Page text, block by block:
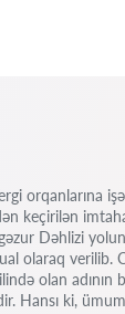
orqanlarına
keçirilən
Dəhlizi
olaraq verilib.
olan adının
Hansı ki,